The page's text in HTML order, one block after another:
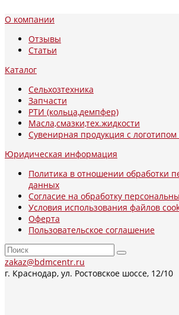
О компании
Отзывы
Статьи
Каталог
Сельхозтехника
Запчасти
РТИ (кольца,демпфер)
Масла,смазки,тех.жидкости
Сувенирная продукция с
Юридическая информация
Политика в отношении обработки
данных
Согласие на обработку
Условия использования файлов
Оферта
Пользовательское соглашение
zakaz@bdmcentr.ru
г. Краснодар, ул. Ростовское шоссе, 12/10